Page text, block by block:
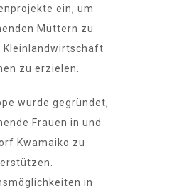
ein, um
Müttern zu
Kleinlandwirtschaft
zu erzielen.
wurde gegründet,
Frauen in und
Kwamaiko zu
in